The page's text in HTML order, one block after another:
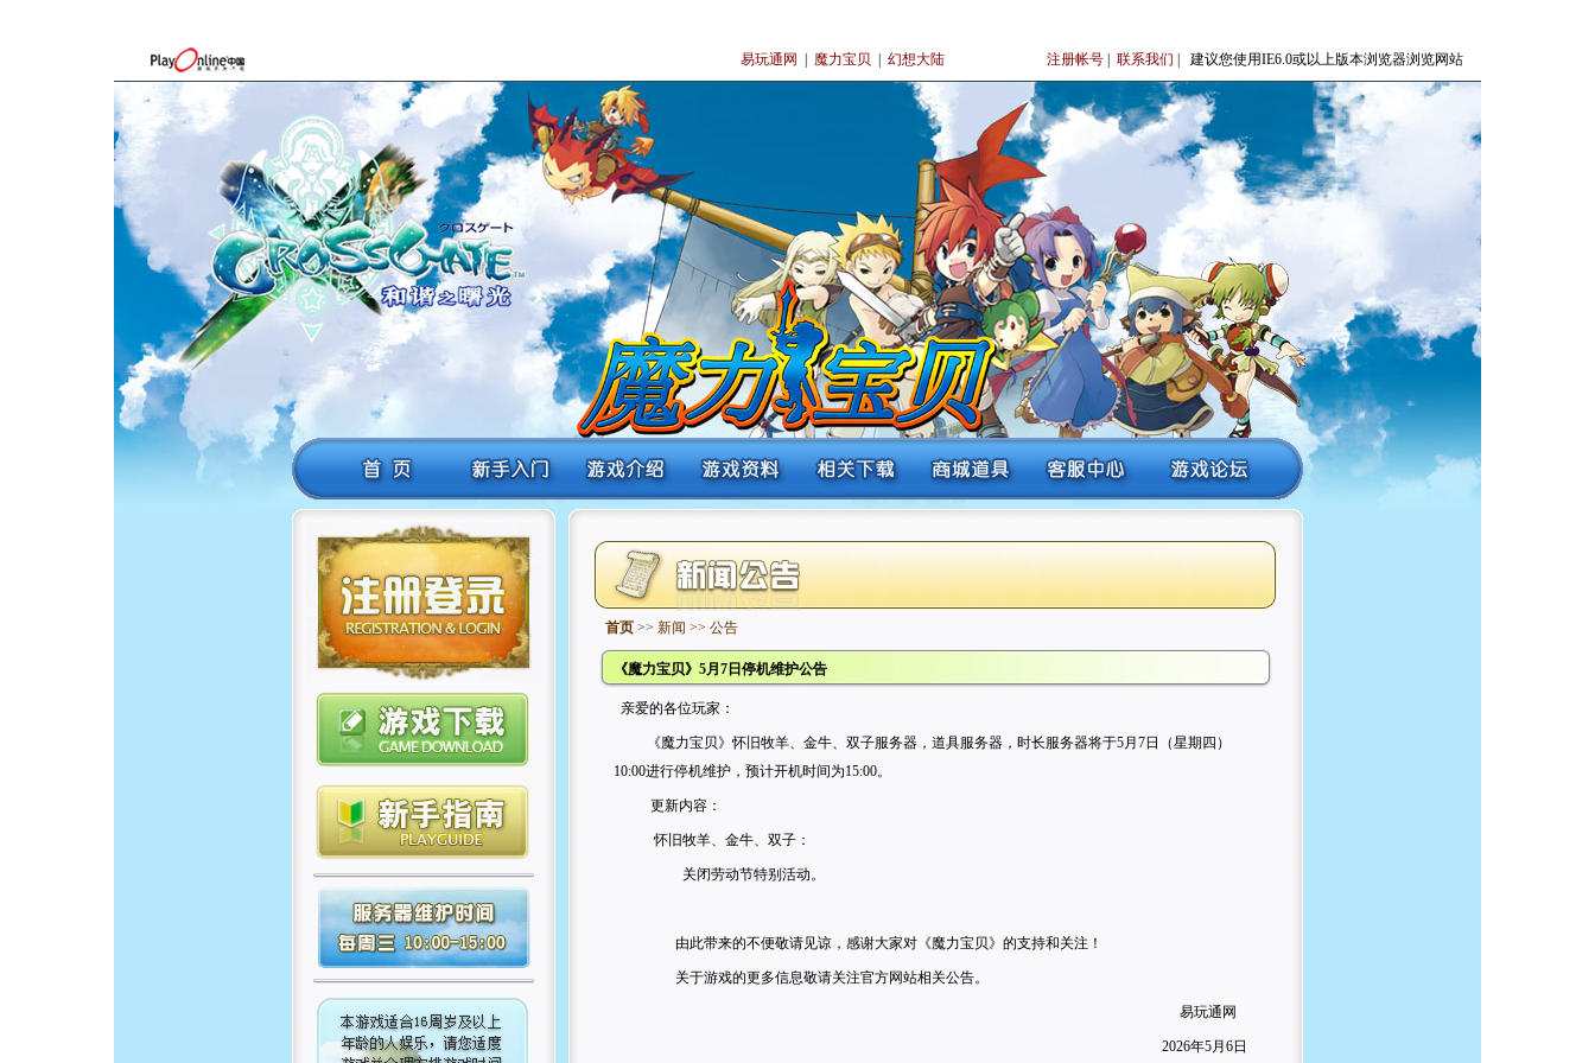
易玩通网 魔力宝贝 幻想大陆 注册帐号 联系我们 | 建议您使用IE6.0或以上版本浏览器浏览网站
首页 >> 新闻 >> 公告
《魔力宝贝》5月7日停机维护公告
亲爱的各位玩家：
《魔力宝贝》怀旧牧羊、金牛、双子服务器，道具服务器，时长服务器将于5月7日（星期四）
10:00进行停机维护，预计开机时间为15:00。
更新内容：
怀旧牧羊、金牛、双子：
关闭劳动节特别活动。
由此带来的不便敬请见谅，感谢大家对《魔力宝贝》的支持和关注！
关于游戏的更多信息敬请关注官方网站相关公告。
易玩通网
2026年5月6日